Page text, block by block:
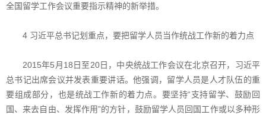
全国留学工作会议重要指示精神的新举措。
4 习近平总书记划重点，要把留学人员当作统战工作新的着力点
2015年5月18日至20日，中央统战工作会议在北京召开，习近平
总书记出席会议并发表重要讲话。他强调，留学人员是人才队伍的重
要组成部分，也是统战工作新的着力点。要坚持“支持留学、鼓励回
国、来去自由、发挥作用”的方针，鼓励留学人员回国工作或以多种形